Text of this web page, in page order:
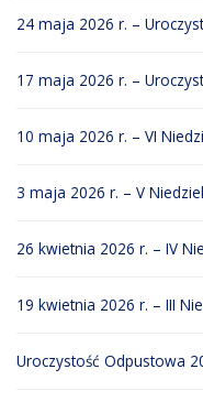
24 maja 2026 r. –
17 maja 2026 r. –
10 maja 2026 r. – VI
3 maja 2026 r. – V
26 kwietnia 2026 r. – IV
19 kwietnia 2026 r. – III
Uroczystość Odpustowa